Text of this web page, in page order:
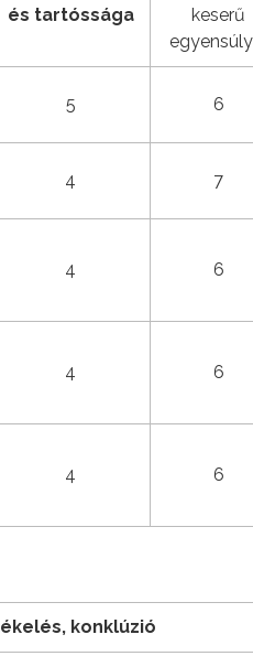
és tartóssága
keserű
5 6
4 7
4 6
4 6
4 6
konklúzió